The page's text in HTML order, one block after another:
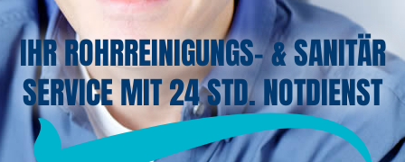
IHR ROHRREINIGUNGS- & SANITÄR
SERVICE MIT 24 STD. NOTDIENST